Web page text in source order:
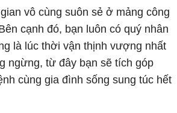
vô cùng suôn sẻ ở mảng công
cạnh đó, bạn luôn có quý nhân
là lúc thời vận thịnh vượng nhất
ngừng, từ đây bạn sẽ tích góp
cùng gia đình sống sung túc hết